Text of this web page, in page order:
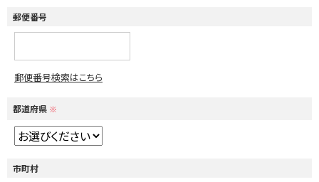
郵便番号
郵便番号検索はこちら
都道府県 ※
市町村